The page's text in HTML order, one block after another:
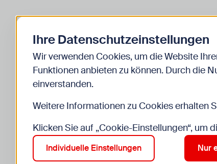
Start Kinder Veranstaltungen
Suche im Bereich
Suchen
Ihre Datenschutzeinstellungen
Wir verwenden Cookies, um die Website
Funktionen anbieten zu können. Durch die
einverstanden.
Weitere Informationen zu Cookies erhalten
Klicken Sie auf „Cookie-Einstellungen“, um
Individuelle Einstellungen Nur